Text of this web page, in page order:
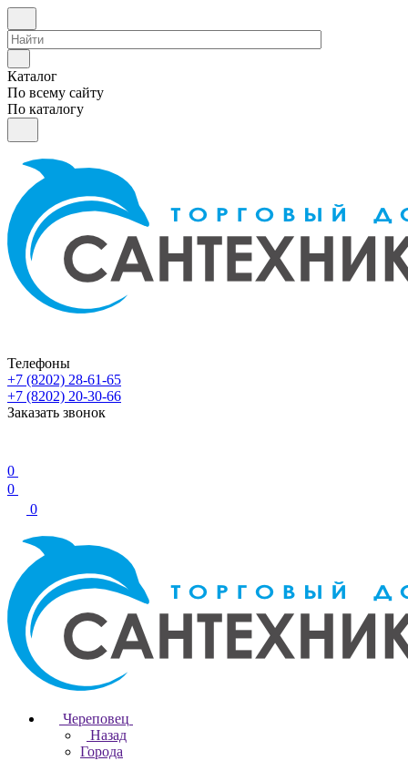
Каталог
По всему сайту
По каталогу
Телефоны
+7 (8202) 28‑61-65
+7 (8202) 20‑30-66
Заказать звонок
0
0
0
Череповец
Назад
Города